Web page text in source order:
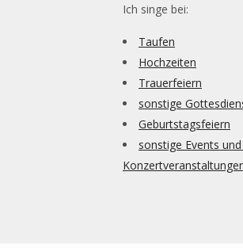
Ich singe bei:
Taufen
Hochzeiten
Trauerfeiern
sonstige
Geburtstagsfeiern
sonstige Events